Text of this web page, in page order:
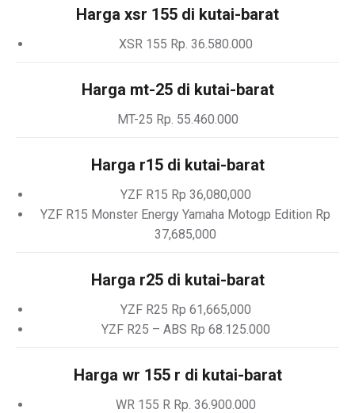
Harga xsr 155 di kutai-barat
XSR 155 Rp. 36.580.000
Harga mt-25 di kutai-barat
MT-25 Rp. 55.460.000
Harga r15 di kutai-barat
YZF R15 Rp 36,080,000
YZF R15 Monster Energy Yamaha Motogp Edition Rp
37,685,000
Harga r25 di kutai-barat
YZF R25 Rp 61,665,000
YZF R25 – ABS Rp 68.125.000
Harga wr 155 r di kutai-barat
WR 155 R Rp. 36.900.000